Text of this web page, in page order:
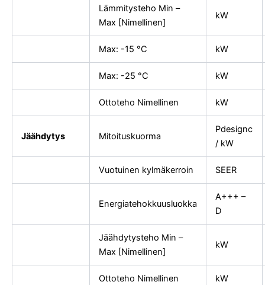
Lämmitysteho Min –
Max [Nimellinen]
kW
Max: -15 °C kW
Max: -25 °C kW
Ottoteho Nimellinen kW
Jäähdytys Mitoituskuorma
Pdesignc
/ kW
Vuotuinen kylmäkerroin SEER
Energiatehokkuusluokka
A+++ –
D
Jäähdytysteho Min –
Max [Nimellinen]
kW
Ottoteho Nimellinen kW